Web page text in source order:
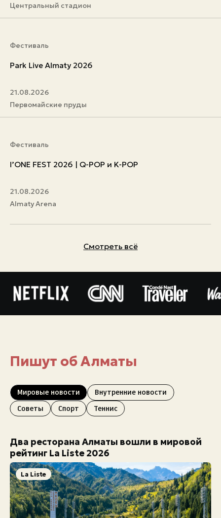
Центральный стадион
Фестиваль
Park Live Almaty 2026
21.08.2026
Первомайские пруды
Фестиваль
I’ONE FEST 2026 | Q-POP и K-POP
21.08.2026
Almaty Arena
Смотреть всё
Пишут об Алматы
Мировые новости Внутренние новости
Советы Спорт Теннис
Два ресторана Алматы вошли в мировой
рейтинг La Liste 2026
La Liste